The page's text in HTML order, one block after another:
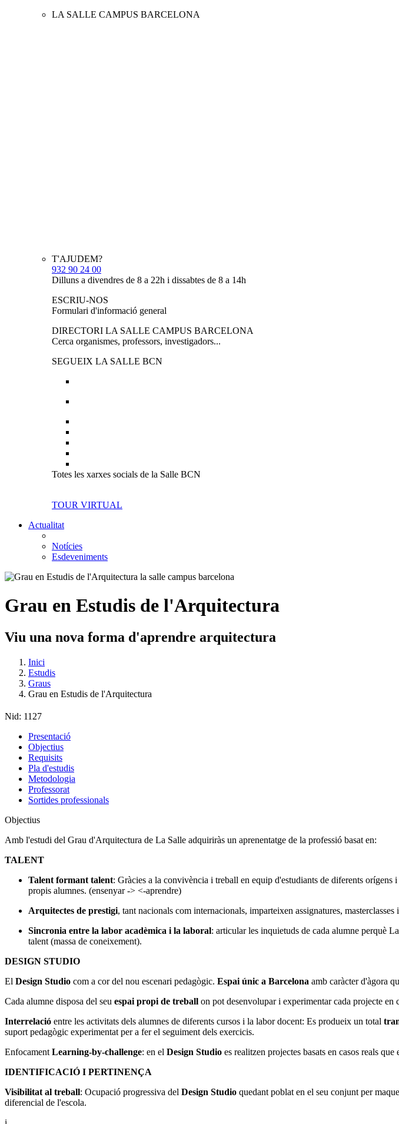
LA SALLE CAMPUS BARCELONA
T'AJUDEM?
932 90 24 00
Dilluns a divendres de 8 a 22h i dissabtes de 8 a 14h
ESCRIU-NOS
Formulari d'informació general
DIRECTORI LA SALLE CAMPUS BARCELONA
Cerca organismes, professors, investigadors...
SEGUEIX LA SALLE BCN
Totes les xarxes socials de la Salle BCN
TOUR VIRTUAL
Actualitat
Notícies
Esdeveniments
Grau en Estudis de l'Arquitectura
Viu una nova forma d'aprendre arquitectura
Inici
Estudis
Graus
Grau en Estudis de l'Arquitectura
Nid: 1127
Presentació
Objectius
Requisits
Pla d'estudis
Metodologia
Professorat
Sortides professionals
Objectius
Amb l'estudi del Grau d'Arquitectura de La Salle adquiriràs un aprenentatge de la professió basat en:
TALENT
Talent formant talent: Gràcies a la convivència i treball en equip d'estudiants de diferents orígens
propis alumnes. (ensenyar -> <-aprendre)
Arquitectes de prestigi, tant nacionals com internacionals, imparteixen assignatures,
Sincronia entre la labor acadèmica i la laboral: articular les inquietuds de cada alumne perquè
talent (massa de coneixement).
DESIGN STUDIO
El Design Studio com a cor del nou escenari pedagògic. Espai únic a Barcelona amb caràcter d'àgora
Cada alumne disposa del seu espai propi de treball on pot desenvolupar i experimentar cada projecte en
Interrelació entre les activitats dels alumnes de diferents cursos i la labor docent: Es produeix un total
suport pedagògic experimentat per a fer el seguiment dels exercicis.
Enfocament Learning-by-challenge: en el Design Studio es realitzen projectes basats en casos reals
IDENTIFICACIÓ I PERTINENÇA
Visibilitat al treball: Ocupació progressiva del Design Studio quedant poblat en el seu conjunt per
diferencial de l'escola.